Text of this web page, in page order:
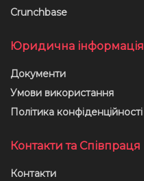
Crunchbase
Юридична інформація
Документи
Умови використання
Політика конфіденційності
Контакти та Співпраця
Контакти